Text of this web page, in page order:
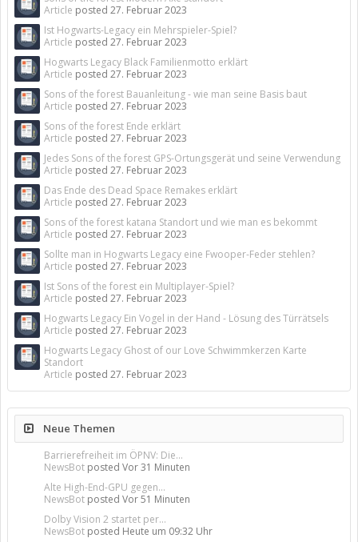
Article posted 27. Februar 2023
Ist Hogwarts-Legacy ein Mehrspieler-Spiel?
Article posted 27. Februar 2023
Hogwarts Legacy Black Familienmotto erklärt
Article posted 27. Februar 2023
Sons of the forest Bauanleitung - wie man seine Basis baut
Article posted 27. Februar 2023
Sons of the forest Ende erklärt
Article posted 27. Februar 2023
Jedes Sons of the forest GPS-Ortungsgerät und seine Verwendung
Article posted 27. Februar 2023
Das Ende des Dead Space Remakes erklärt
Article posted 27. Februar 2023
Sons of the forest katana Standort und wie man es bekommt
Article posted 27. Februar 2023
Sollte man in Hogwarts Legacy eine Fwooper-Feder stehlen?
Article posted 27. Februar 2023
Ist Sons of the forest ein Multiplayer-Spiel?
Article posted 27. Februar 2023
Hogwarts Legacy Ein Vogel in der Hand - Lösung des Türrätsels
Article posted 27. Februar 2023
Hogwarts Legacy Ghost of our Love Schwimmkerzen Karte
Standort
Article posted 27. Februar 2023
Neue Themen
Barrierefreiheit im ÖPNV: Die...
NewsBot posted Vor 31 Minuten
Alte High-End-GPU gegen...
NewsBot posted Vor 51 Minuten
Dolby Vision 2 startet per...
NewsBot posted Heute um 09:32 Uhr